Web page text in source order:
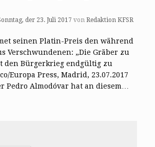
der 23. Juli 2017 von Redaktion KFSR
seinen Platin-Preis den während
Verschwundenen: „Die Gräber zu
den Bürgerkrieg endgültig zu
Europa Press, Madrid, 23.07.2017
Pedro Almodóvar hat an diesem…